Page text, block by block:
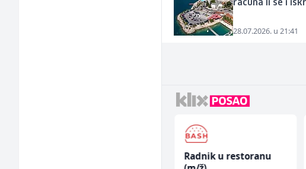
računa li se i
28.07.2026. u 21:41
Radnik u restoranu